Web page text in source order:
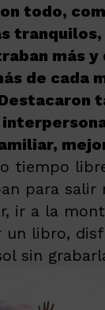
todo,
más y
de cada
tiempo
para salir
ir a la
un libro,
sin